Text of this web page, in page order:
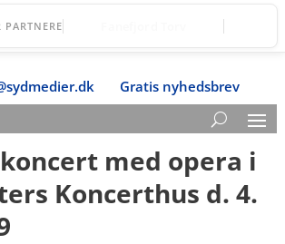
PARTNERE
Gratis nyhedsbrev
med opera i
Koncerthus d. 4.